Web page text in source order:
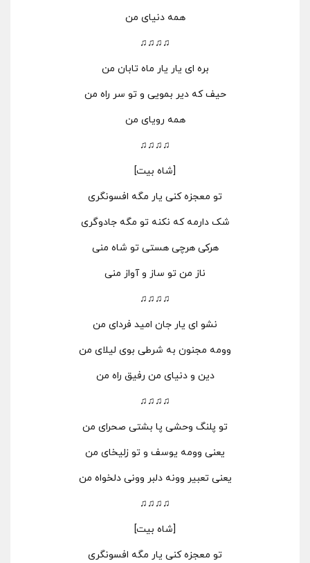
همه دنیای من
♫♫♫♫
بره ای یار یار ماه تابان من
حیف که دیر بمویی و تو سر راه من
همه رویای من
♫♫♫♫
[شاه بیت]
تو معجزه کنی یار مگه افسونگری
شک دارمه که نکنه تو مگه جادوگری
هرکی هرچی هستی تو شاه منی
ناز من تو ساز و آواز منی
♫♫♫♫
نشو ای یار جان امید فردای من
وومه مجنون به شرطی بوی لیلای من
دین و دنیای من رفیق راه من
♫♫♫♫
تو پلنگ وحشی پا بشتی صحرای من
یعنی وومه یوسف و تو زلیخای من
یعنی تعبیر وونه دلبر وونی دلخواه من
♫♫♫♫
[شاه بیت]
تو معجزه کنی یار مگه افسونگری